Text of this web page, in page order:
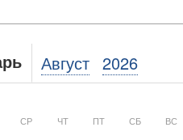
Август 2026
СР ЧТ ПТ СБ ВС